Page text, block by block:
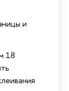
и
18